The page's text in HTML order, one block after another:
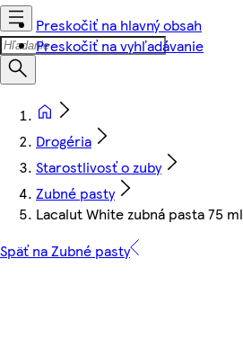
Preskočiť na hlavný obsah
Preskočiť na vyhľadávanie
Drogéria
Starostlivosť o zuby
Zubné pasty
Lacalut White zubná pasta 75 ml
Späť na Zubné pasty